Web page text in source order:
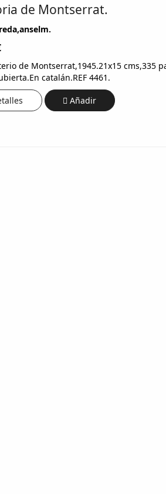
de Montserrat.
de Montserrat,1945.21x15 cms,335
catalán.REF 4461.
Añadir